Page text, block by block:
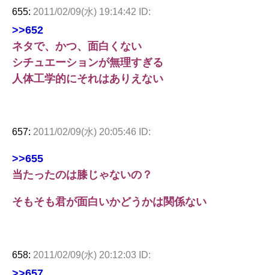
655: 2011/02/09(水) 19:14:42 ID:
>>652
ネタで、かつ、面白くない
シチュエーションが無理すぎる
人体工学的にそれはありえない
657: 2011/02/09(水) 20:05:46 ID:
>>655
当たったのは膝じゃないの？
そもそも君が面白いかどうかは関係ない
658: 2011/02/09(水) 20:12:03 ID: